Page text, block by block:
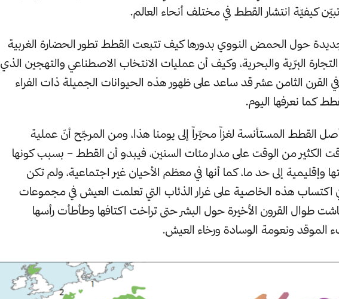
كيفيّة انتشار القطط في مختلف أنحاء العالم.
حول الحمض النووي بدورها كيف تتبعت القطط تطور الحضارة الغربية
البرّية والبحرية، وكيف أن عمليات الانتخاب الاصطناعي والتهجين الذي
القرن الثامن عشر قد ساعد على ظهور هذه الحيوانات الجميلة ذات الفراء
كما نعرفها اليوم.
القطط المستأنسة لغزاً محيّراً إلى يومنا هذا، ومن المرجّح أنّ عملية
الكثير من الوقت على مدار مئات السنين، فيبدو أن القطط – بسبب كونها
وإقليمية إلى حد ما، كما أنها في معظم الأحيان غير اجتماعية، ولم تكن
في اكتساب هذه الخاصية على غرار الذئاب التي تعلمت العيش في مجموعات
طوال القرون الأخيرة حول البشر حتى تراخت اكتافها وطأطأت رأسها
ونعومة الوسادة ورخاء العيش.